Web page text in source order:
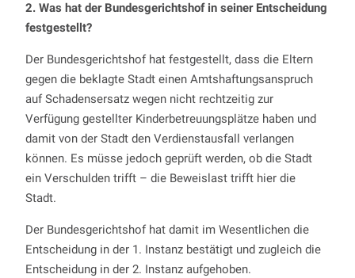
2. Was hat der Bundesgerichtshof in seiner Entscheidung
festgestellt?
Der Bundesgerichtshof hat festgestellt, dass die Eltern
gegen die beklagte Stadt einen Amtshaftungsanspruch
auf Schadensersatz wegen nicht rechtzeitig zur
Verfügung gestellter Kinderbetreuungsplätze haben und
damit von der Stadt den Verdienstausfall verlangen
können. Es müsse jedoch geprüft werden, ob die Stadt
ein Verschulden trifft – die Beweislast trifft hier die
Stadt.
Der Bundesgerichtshof hat damit im Wesentlichen die
Entscheidung in der 1. Instanz bestätigt und zugleich die
Entscheidung in der 2. Instanz aufgehoben.